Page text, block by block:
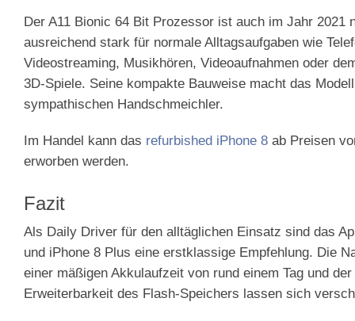
Der A11 Bionic 64 Bit Prozessor ist auch im Jahr 2021
ausreichend stark für normale Alltagsaufgaben wie
Videostreaming, Musikhören, Videoaufnahmen oder
3D-Spiele. Seine kompakte Bauweise macht das
sympathischen Handschmeichler.
Im Handel kann das refurbished iPhone 8 ab Preisen
erworben werden.
Fazit
Als Daily Driver für den alltäglichen Einsatz sind das
und iPhone 8 Plus eine erstklassige Empfehlung. Die
einer mäßigen Akkulaufzeit von rund einem Tag und
Erweiterbarkeit des Flash-Speichers lassen sich